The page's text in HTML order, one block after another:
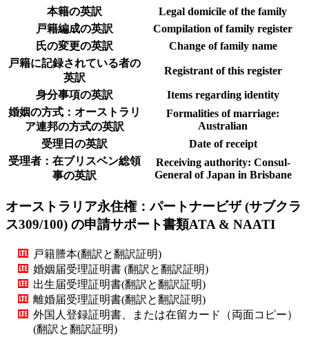
本籍の英訳
Legal domicile of the family
戸籍編成の英訳
Compilation of family register
氏の変更の英訳
Change of family name
戸籍に記録されている者の
英訳
Registrant of this register
身分事項の英訳
Items regarding identity
婚姻の方式：オーストラリ
ア連邦の方式の英訳
Formalities of marriage:
Australian
受理日の英訳
Date of receipt
受理者：在ブリスベン総領
事の英訳
Receiving authority: Consul-
General of Japan in Brisbane
オーストラリア永住権：パートナービザ (サブクラ
ス309/100) の申請サポート書類ATA & NAATI
戸籍謄本(翻訳と翻訳証明)
婚姻届受理証明書 (翻訳と翻訳証明)
出生届受理証明書(翻訳と翻訳証明)
離婚届受理証明書(翻訳と翻訳証明)
外国人登録証明書、または在留カード（両面コピー）
(翻訳と翻訳証明)